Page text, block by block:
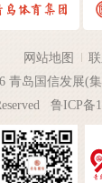
网站地图
青岛国信发展(
鲁ICP备